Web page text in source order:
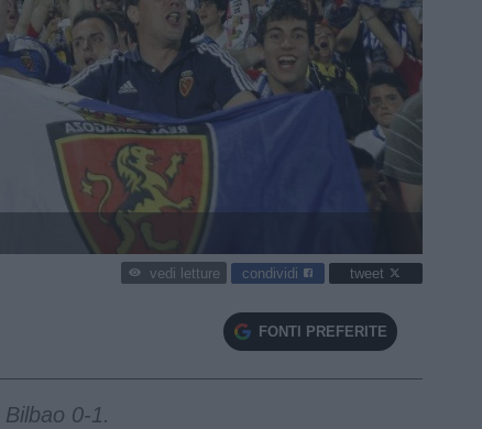
vedi letture condividi tweet
FONTI PREFERITE
0-1.